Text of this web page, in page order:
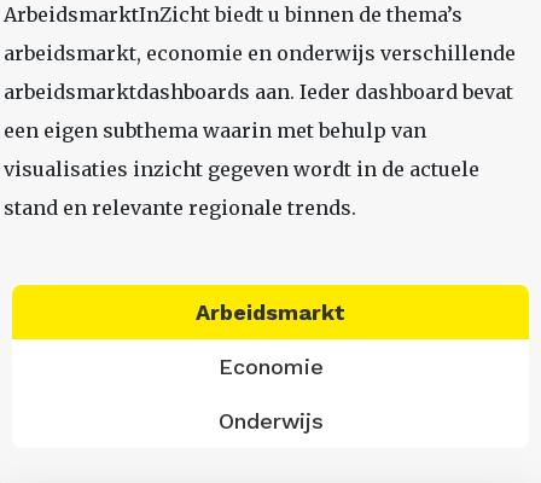
ArbeidsmarktInZicht biedt u binnen de thema’s
arbeidsmarkt, economie en onderwijs verschillende
arbeidsmarktdashboards aan. Ieder dashboard bevat
een eigen subthema waarin met behulp van
visualisaties inzicht gegeven wordt in de actuele
stand en relevante regionale trends.
Arbeidsmarkt
Economie
Onderwijs